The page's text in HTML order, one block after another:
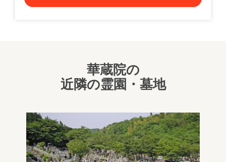
華蔵院の
近隣の霊園・墓地